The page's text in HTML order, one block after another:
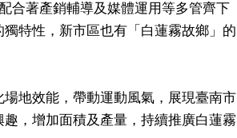
合著產銷輔導及媒體運用等多管齊下
特性，新市區也有「白蓮霧故鄉」的
地效能，帶動運動風氣，展現臺南市
，增加面積及產量，持續推廣白蓮霧